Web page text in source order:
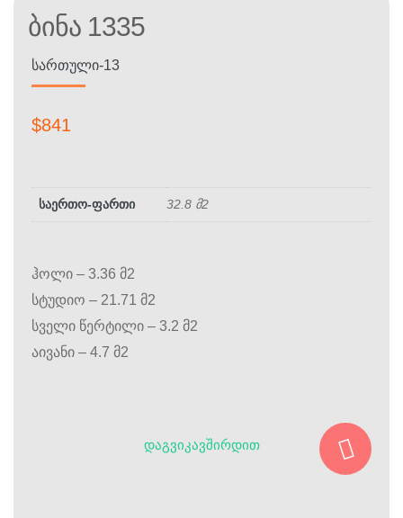
Ბინა 1335
ᲡᲐᲠᲗᲣᲚᲘ-13
$841
საერთო-ფართი 32.8 მ2
ჰოლი – 3.36 მ2
სტუდიო – 21.71 მ2
სველი წერტილი – 3.2 მ2
აივანი – 4.7 მ2
ᲓᲐᲒᲕᲘᲙᲐᲕᲨᲘᲠᲓᲘᲗ